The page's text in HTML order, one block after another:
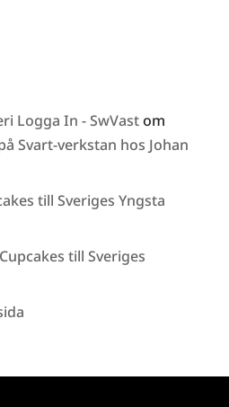
Logga In - SwVastom
Svart-verkstan hos Johan
till Sveriges Yngsta
till Sveriges